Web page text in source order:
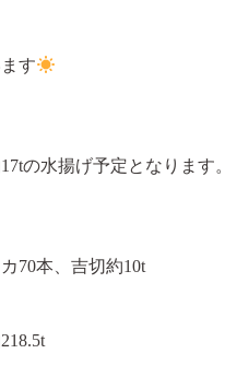
す
の水揚げ予定となります。
70本、吉切約10t